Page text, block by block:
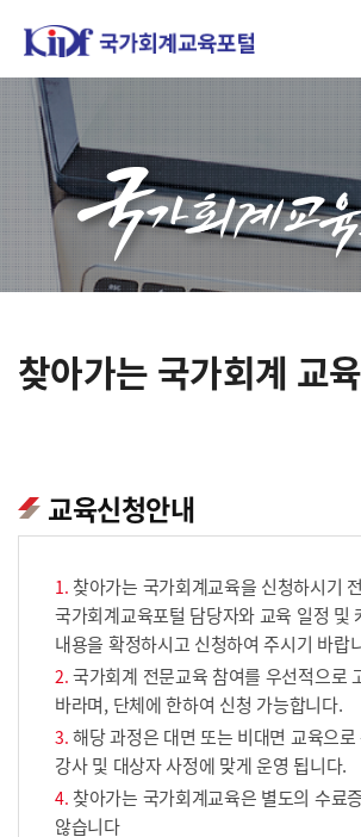
홈페이지가 새롭게 개편되었습니다.
한국조세재정연구원홈페이지가 새롭게
찾아가는 국가회계 교육
교육신청안내
찾아가는 국가회계교육을 신청하시기
국가회계교육포털 담당자와 교육 일정 및
내용을 확정하시고 신청하여 주시기 바랍
국가회계 전문교육 참여를 우선적으로
바라며, 단체에 한하여 신청 가능합니다.
해당 과정은 대면 또는 비대면 교육으
강사 및 대상자 사정에 맞게 운영 됩니다.
찾아가는 국가회계교육은 별도의 수료
않습니다